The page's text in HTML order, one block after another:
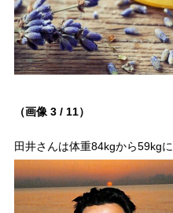
（画像 3 / 11）
田井さんは体重84kgから59kgに